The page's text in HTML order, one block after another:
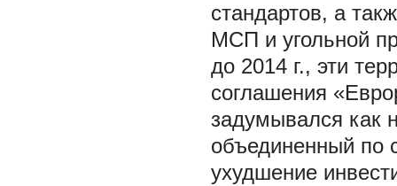
стандартов, а
МСП и угольной
до 2014 г., эти
соглашения
задумывался как
объединенный по
ухудшение